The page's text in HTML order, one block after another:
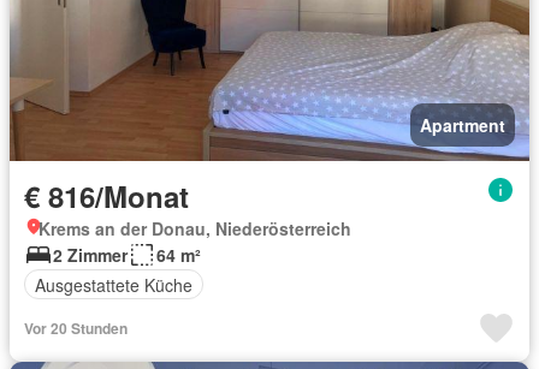
Apartment
€ 816/Monat
Krems an der Donau, Niederösterreich
2 Zimmer
64 m²
Ausgestattete Küche
Vor 20 Stunden